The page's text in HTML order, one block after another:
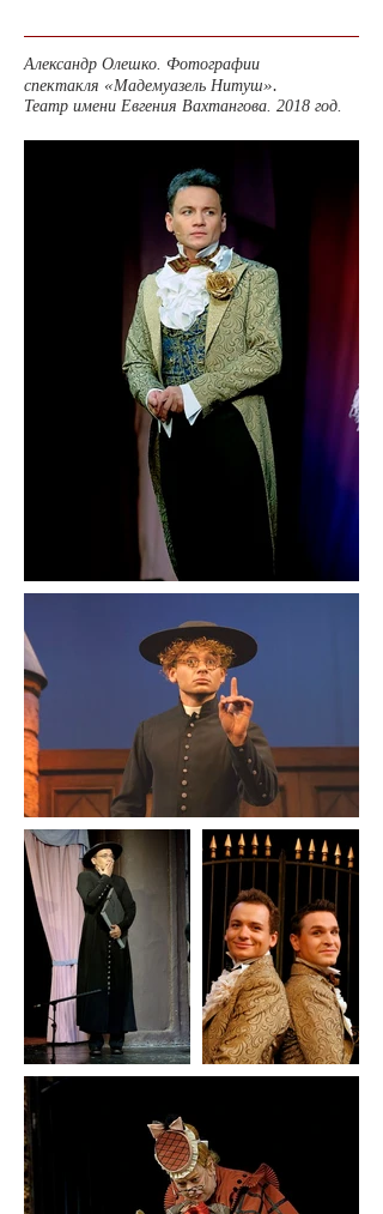
Александр Олешко. Фотографии
спектакля «Мадемуазель Нитуш».
Театр имени Евгения Вахтангова. 2018 год.